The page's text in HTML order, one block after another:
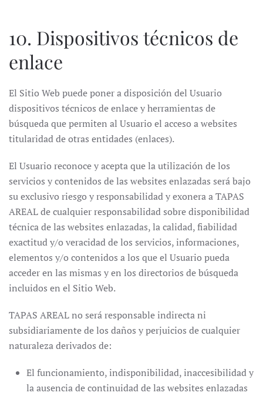
10. Dispositivos técnicos de
enlace
El Sitio Web puede poner a disposición del Usuario
dispositivos técnicos de enlace y herramientas de
búsqueda que permiten al Usuario el acceso a websites
titularidad de otras entidades (enlaces).
El Usuario reconoce y acepta que la utilización de los
servicios y contenidos de las websites enlazadas será bajo
su exclusivo riesgo y responsabilidad y exonera a TAPAS
AREAL de cualquier responsabilidad sobre disponibilidad
técnica de las websites enlazadas, la calidad, fiabilidad
exactitud y/o veracidad de los servicios, informaciones,
elementos y/o contenidos a los que el Usuario pueda
acceder en las mismas y en los directorios de búsqueda
incluidos en el Sitio Web.
TAPAS AREAL no será responsable indirecta ni
subsidiariamente de los daños y perjuicios de cualquier
naturaleza derivados de:
El funcionamiento, indisponibilidad, inaccesibilidad y
la ausencia de continuidad de las websites enlazadas